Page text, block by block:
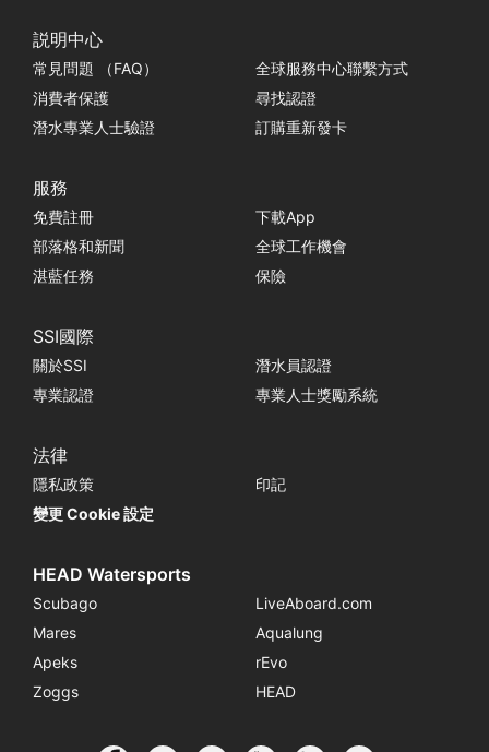
説明中心
常見問題 （FAQ）
全球服務中心聯繫方式
消費者保護
尋找認證
潛水專業人士驗證
訂購重新發卡
服務
免費註冊
下載App
部落格和新聞
全球工作機會
湛藍任務
保險
SSI國際
關於SSI
潛水員認證
專業認證
專業人士獎勵系統
法律
隱私政策
印記
變更 Cookie 設定
HEAD Watersports
Scubago
LiveAboard.com
Mares
Aqualung
Apeks
rEvo
Zoggs
HEAD